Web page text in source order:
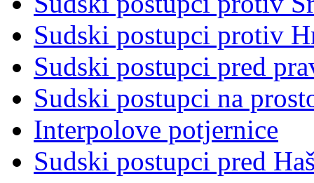
Sudski postupci protiv
Sudski postupci pred
Sudski postupci na
Interpolove potjernice
Sudski postupci pred